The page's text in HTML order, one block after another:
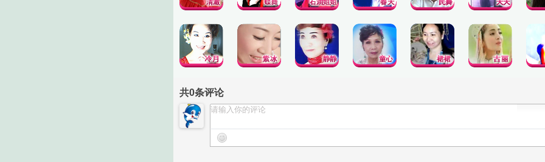
共0条评论